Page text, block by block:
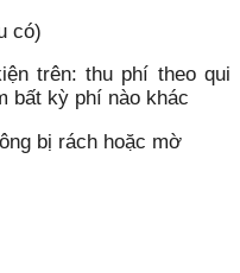
có)
trên: thu phí theo qui
bất kỳ phí nào khác
bị rách hoặc mờ